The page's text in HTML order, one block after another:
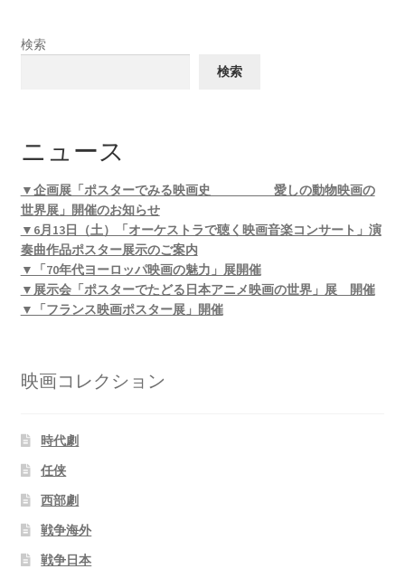
検索
検索
ニュース
▼企画展「ポスターでみる映画史 愛しの動物映画の
世界展」開催のお知らせ
▼6月13日（土）「オーケストラで聴く映画音楽コンサート」演
奏曲作品ポスター展示のご案内
▼「70年代ヨーロッパ映画の魅力」展開催
▼展示会「ポスターでたどる日本アニメ映画の世界」展 開催
▼「フランス映画ポスター展」開催
映画コレクション
時代劇
任侠
西部劇
戦争海外
戦争日本